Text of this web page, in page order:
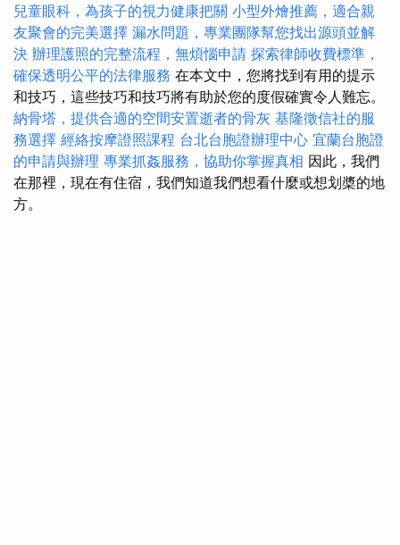
兒童眼科，為孩子的視力健康把關 小型外燴推薦，適合親
友聚會的完美選擇 漏水問題，專業團隊幫您找出源頭並解
決 辦理護照的完整流程，無煩惱申請 探索律師收費標準，
確保透明公平的法律服務 在本文中，您將找到有用的提示
和技巧，這些技巧和技巧將有助於您的度假確實令人難忘。
納骨塔，提供合適的空間安置逝者的骨灰 基隆徵信社的服
務選擇 經絡按摩證照課程 台北台胞證辦理中心 宜蘭台胞證
的申請與辦理 專業抓姦服務，協助你掌握真相 因此，我們
在那裡，現在有住宿，我們知道我們想看什麼或想划槳的地
方。